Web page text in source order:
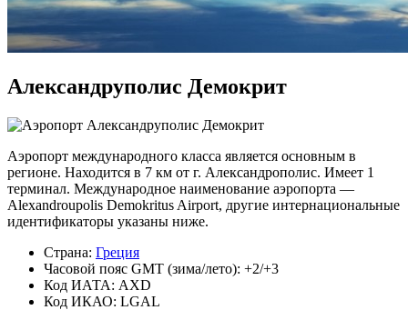
Александруполис Демокрит
Аэропорт международного класса является основным в
регионе. Находится в 7 км от г. Александрополис. Имеет 1
терминал. Международное наименование аэропорта —
Alexandroupolis Demokritus Airport, другие интернациональные
идентификаторы указаны ниже.
Страна: Греция
Часовой пояс GMT (зима/лето): +2/+3
Код ИАТА: AXD
Код ИКАО: LGAL